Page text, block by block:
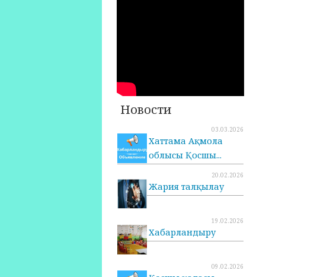
Новости
03.03.2026
Хаттама Ақмола
облысы Қосшы...
20.02.2026
Жария талқылау
19.02.2026
Хабарландыру
09.02.2026